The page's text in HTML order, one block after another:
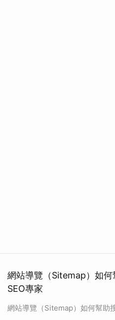
網站導覽（Sitemap）如
SEO專家
網站導覽（Sitemap）如何幫助